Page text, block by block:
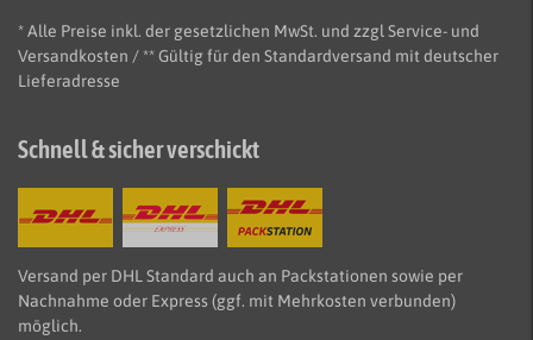
* Alle Preise inkl. der gesetzlichen MwSt. und zzgl Service- und
Versandkosten / ** Gültig für den Standardversand mit deutscher
Lieferadresse
Schnell & sicher verschickt
Versand per DHL Standard auch an Packstationen sowie per
Nachnahme oder Express (ggf. mit Mehrkosten verbunden)
möglich.